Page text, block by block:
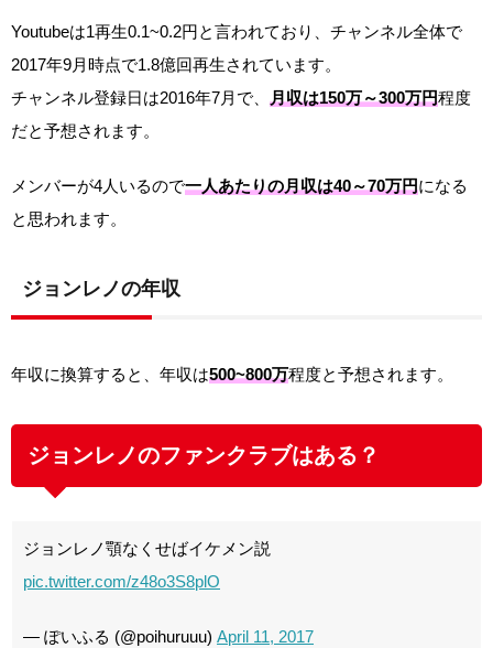
Youtubeは1再生0.1~0.2円と言われており、チャンネル全体で
2017年9月時点で1.8億回再生されています。
チャンネル登録日は2016年7月で、 月収は150万～300万円程度
だと予想されます。
メンバーが4人いるので一人あたりの月収は40～70万円になる
と思われます。
ジョンレノの年収
年収に換算すると、年収は500~800万程度と予想されます。
ジョンレノのファンクラブはある？
ジョンレノ顎なくせばイケメン説
pic.twitter.com/z48o3S8plO
— ぽいふる (@poihuruuu) April 11, 2017